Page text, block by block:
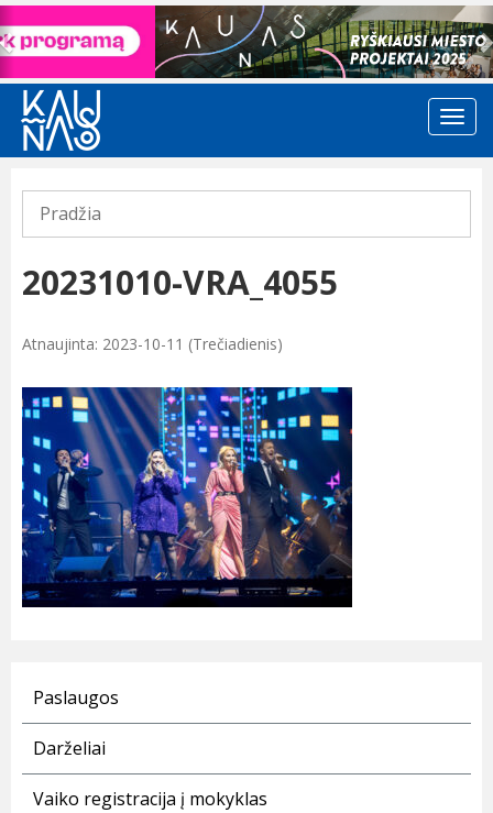
Previous
Pradžia
20231010-VRA_4055
Atnaujinta: 2023-10-11 (Trečiadienis)
Paslaugos
Darželiai
Vaiko registracija į mokyklas